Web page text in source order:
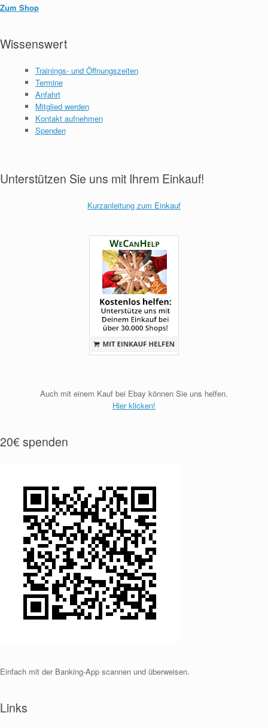
Zum Shop
Wissenswert
Trainings- und Öffnungszeiten
Termine
Anfahrt
Mitglied werden
Kontakt aufnehmen
Spenden
Unterstützen Sie uns mit Ihrem Einkauf!
Kurzanleitung zum Einkauf
Auch mit einem Kauf bei Ebay können Sie uns helfen.
Hier klicken!
20€ spenden
Einfach mit der Banking-App scannen und überweisen.
Links